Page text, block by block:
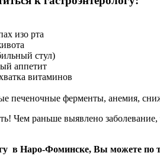
изо рта
стул)
аппетит
витаминов
печеночные ферменты, анемия,
Чем раньше выявлено заболевание,
в Наро-Фоминске, Вы можете по